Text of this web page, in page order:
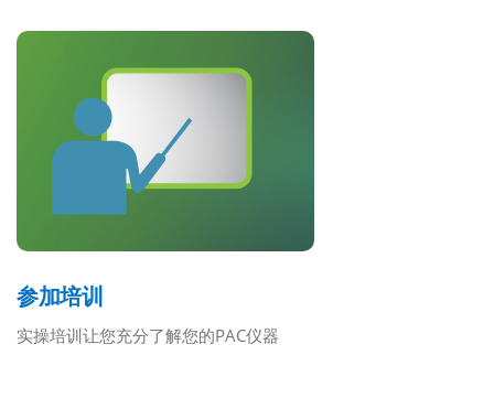
最新课程
参加培训
实操培训让您充分了解您的PAC仪器